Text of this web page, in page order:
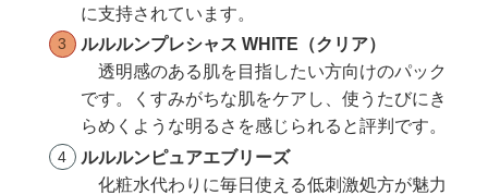
に支持されています。
ルルルンプレシャス WHITE（クリア）
透明感のある肌を目指したい方向けのパック
です。くすみがちな肌をケアし、使うたびにき
らめくような明るさを感じられると評判です。
ルルルンピュアエブリーズ
化粧水代わりに毎日使える低刺激処方が魅力